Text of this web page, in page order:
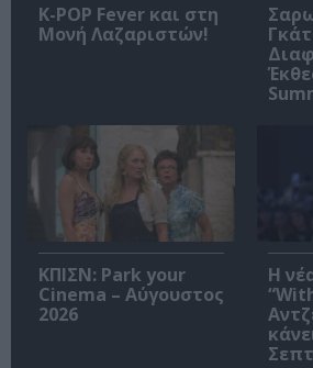
K-POP Fever και στη
Μονή Λαζαριστών!
ΚΠΙΣΝ: Park your
Cinema – Αύγουστος
2026
Η